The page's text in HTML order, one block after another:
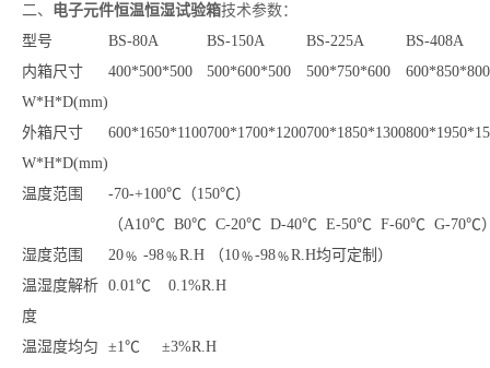
二、 电子元件恒温恒湿试验箱技术参数：
型号
BS-80A BS-150A BS-225A
BS-408A
内箱尺寸
W*H*D(mm)
400*500*500 500*600*500 500*750*600 600*850*800
外箱尺寸
W*H*D(mm)
600*1650*1100700*1700*1200700*1850*1300
温度范围
-70-+100℃（150℃）
（A10℃ B0℃ C-20℃ D-40℃ E-50℃ F-60℃ G-70℃
湿度范围
20﹪ -98﹪R.H （10﹪-98﹪R.H均可定制）
温湿度解析
度
0.01℃ 0.1%R.H
温湿度均匀
±1℃ ±3%R.H